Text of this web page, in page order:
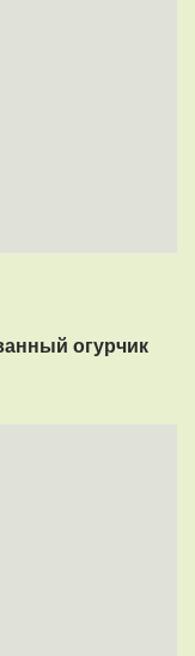
огурчик